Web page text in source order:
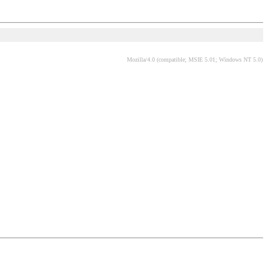
Mozilla/4.0 (compatible; MSIE 5.01; Windows NT 5.0)